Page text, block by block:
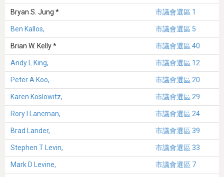
Bryan S. Jung * 市議會選區 1
Ben Kallos, 市議會選區 5
Brian W. Kelly * 市議會選區 40
Andy L King, 市議會選區 12
Peter A Koo, 市議會選區 20
Karen Koslowitz, 市議會選區 29
Rory I Lancman, 市議會選區 24
Brad Lander, 市議會選區 39
Stephen T Levin, 市議會選區 33
Mark D Levine, 市議會選區 7